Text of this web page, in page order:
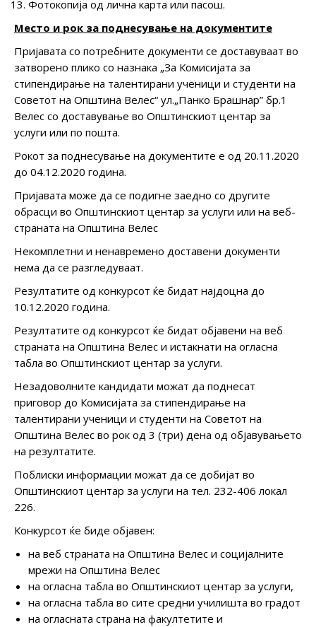
Фотокопија од лична карта или пасош.
Место и рок за поднесување на документите
Пријавата со потребните документи се доставуваат во
затворено плико со назнака „За Комисијата за
стипендирање на талентирани ученици и студенти на
Советот на Општина Велес“ ул.„Панко Брашнар” бр.1
Велес со доставување во Општинскиот центар за
услуги или по пошта.
Рокот за поднесување на документите е од 20.11.2020
до 04.12.2020 година.
Пријавата може да се подигне заедно со другите
обрасци во Општинскиот центар за услуги или на веб-
страната на Општина Велес
Некомплетни и ненавремено доставени документи
нема да се разгледуваат.
Резултатите од конкурсот ќе бидат најдоцна до
10.12.2020 година.
Резултатите од конкурсот ќе бидат објавени на веб
страната на Општина Велес и истакнати на огласна
табла во Општинскиот центар за услуги.
Незадоволните кандидати можат да поднесат
приговор до Комисијата за стипендирање на
талентирани ученици и студенти на Советот на
Општина Велес во рок од 3 (три) дена од објавувањето
на резултатите.
Поблиски информации можат да се добијат во
Општинскиот центар за услуги на тел. 232-406 локал
226.
Конкурсот ќе биде објавен:
на веб страната на Општина Велес и социјалните
мрежи на Општина Велес
на огласна табла во Општинскиот центар за услуги,
на огласна табла во сите средни училишта во градот
на огласната страна на факултетите и